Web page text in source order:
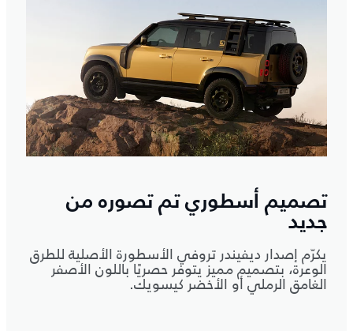
تصميم أسطوري تم تصوره من
جديد
يكرّم إصدار ديفيندر تروفي الأسطورة الأصلية للطرق
الوعرة، بتصميم مميز يتوفر حصريًا باللون الأصفر
الغامق الرملي أو الأخضر كيسويك.